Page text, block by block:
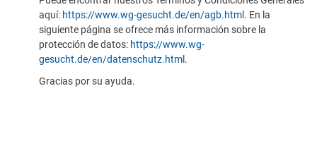
aquí: https://www.wg-gesucht.de/en/agb.html . En la
siguiente página se ofrece más información sobre la
protección de datos: https://www.wg-
gesucht.de/en/datenschutz.html .
Gracias por su ayuda.